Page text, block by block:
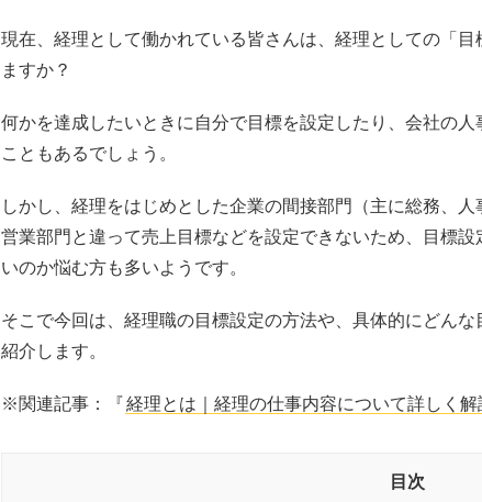
現在、経理として働かれている皆さんは、経理としての「
ますか？
何かを達成したいときに自分で目標を設定したり、会社の
こともあるでしょう。
しかし、経理をはじめとした企業の間接部門（主に総務、
営業部門と違って売上目標などを設定できないため、目標
いのか悩む方も多いようです。
そこで今回は、経理職の目標設定の方法や、具体的にどん
紹介します。
※関連記事：『経理とは｜経理の仕事内容について詳しく解
目次